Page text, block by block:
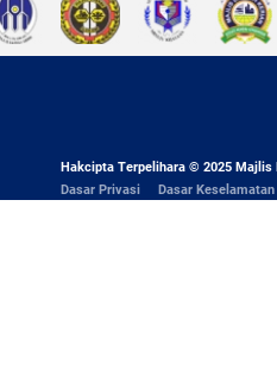
Hakcipta Terpelihara © 2025 Majlis
Dasar Privasi
Dasar Keselamatan